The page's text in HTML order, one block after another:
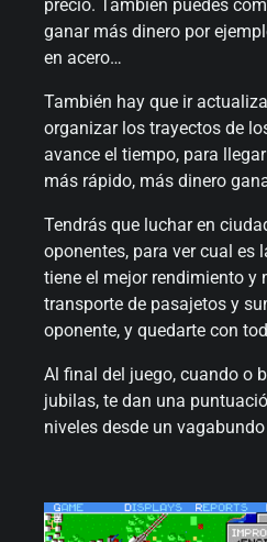
precio. También puedes
ganar más dinero por
en acero…
También hay que ir
organizar los trayectos de
avance el tiempo, para
más rápido, más dinero
Tendrás que luchar en
oponentes, para ver cual es
tiene el mejor rendimiento y
transporte de pasajetos y
oponente, y quedarte con
Al final del juego, cuando o
jubilas, te dan una
niveles desde un